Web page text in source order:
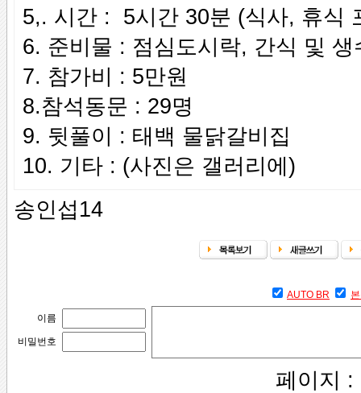
5,. 시간 : 5시간 30분 (식사, 휴식
6. 준비물 : 점심도시락, 간식 및
7. 참가비 : 5만원
8.참석동문 : 29명
9. 뒷풀이 : 태백 물닭갈비집
10. 기타 : (사진은 갤러리에)
송인섭14
AUTO BR
이름
비밀번호
페이지 :